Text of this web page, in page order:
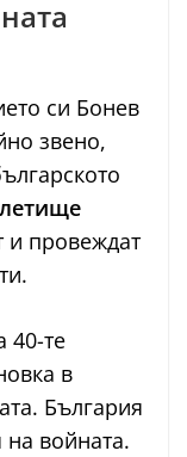
си Бонев
звено,
летище
и провеждат
40-те
в
България
войната.